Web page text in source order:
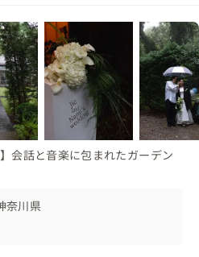
】会話と音楽に包まれたガーデン
奈川県